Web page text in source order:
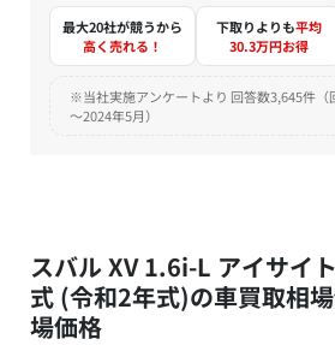
最大20社が競うから
高く売れる！
下取りよりも平均
30.3万円お得
※当社実施アンケートより 回答数3,645件（
～2024年5月）
スバル XV 1.6i-L アイサイ
式 (令和2年式)の車買取相
場価格